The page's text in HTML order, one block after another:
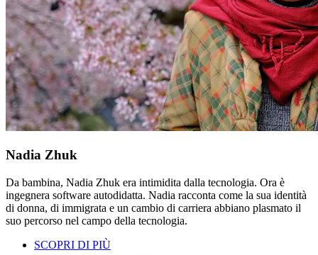
Nadia Zhuk
Da bambina, Nadia Zhuk era intimidita dalla tecnologia. Ora è
ingegnera software autodidatta. Nadia racconta come la sua identità
di donna, di immigrata e un cambio di carriera abbiano plasmato il
suo percorso nel campo della tecnologia.
SCOPRI DI PIÙ